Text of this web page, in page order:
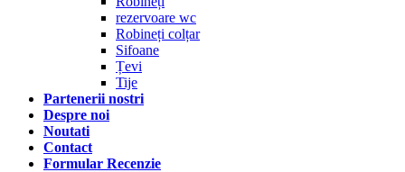
rezervoare wc
Robineți colțar
Sifoane
Țevi
Tije
Partenerii nostri
Despre noi
Noutati
Contact
Formular Recenzie